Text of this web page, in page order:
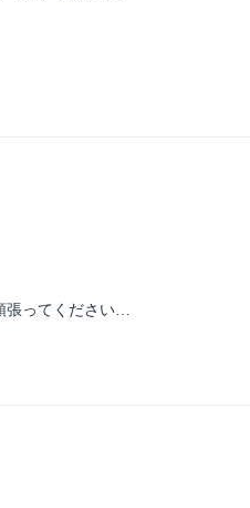
張ってください…